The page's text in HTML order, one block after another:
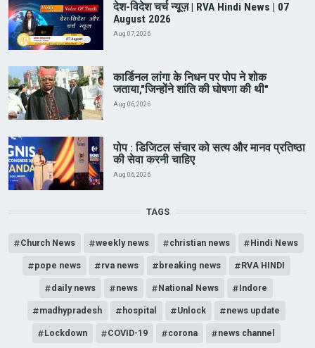
देश-विदेश चर्च न्यूज़ | RVA Hindi News | 07
August 2026
Aug 07, 2026
कार्डिनल लांगा के निधन पर पोप ने शोक
जताया,"जिन्होंने शांति की घोषणा की थी"
Aug 06, 2026
पोप : डिजिटल संचार को सत्य और मानव प्रतिष्ठा
की सेवा करनी चाहिए
Aug 06, 2026
TAGS
Church News weekly news christian news Hindi News
pope news rva news breaking news RVA HINDI
daily news news National News Indore
madhypradesh hospital Unlock news update
Lockdown COVID-19 corona news channel